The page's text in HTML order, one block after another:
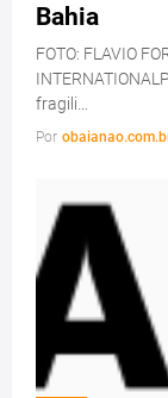
Bahia
FOTO: FLAVIO
fragili…
Por